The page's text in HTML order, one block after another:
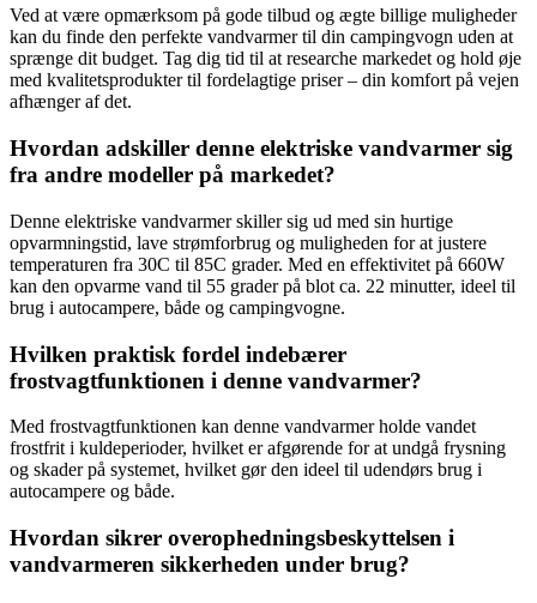
Ved at være opmærksom på gode tilbud og ægte billige muligheder
kan du finde den perfekte vandvarmer til din campingvogn uden at
sprænge dit budget. Tag dig tid til at researche markedet og hold øje
med kvalitetsprodukter til fordelagtige priser – din komfort på vejen
afhænger af det.
Hvordan adskiller denne elektriske vandvarmer sig
fra andre modeller på markedet?
Denne elektriske vandvarmer skiller sig ud med sin hurtige
opvarmningstid, lave strømforbrug og muligheden for at justere
temperaturen fra 30C til 85C grader. Med en effektivitet på 660W
kan den opvarme vand til 55 grader på blot ca. 22 minutter, ideel til
brug i autocampere, både og campingvogne.
Hvilken praktisk fordel indebærer
frostvagtfunktionen i denne vandvarmer?
Med frostvagtfunktionen kan denne vandvarmer holde vandet
frostfrit i kuldeperioder, hvilket er afgørende for at undgå frysning
og skader på systemet, hvilket gør den ideel til udendørs brug i
autocampere og både.
Hvordan sikrer overophedningsbeskyttelsen i
vandvarmeren sikkerheden under brug?